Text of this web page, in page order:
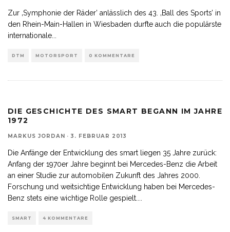
Zur ‚Symphonie der Räder’ anlässlich des 43. ‚Ball des Sports’ in
den Rhein-Main-Hallen in Wiesbaden durfte auch die populärste
internationale
DTM MOTORSPORT 0 KOMMENTARE
DIE GESCHICHTE DES SMART BEGANN IM JAHRE
1972
MARKUS JORDAN · 3. FEBRUAR 2013
Die Anfänge der Entwicklung des smart liegen 35 Jahre zurück:
Anfang der 1970er Jahre beginnt bei Mercedes-Benz die Arbeit
an einer Studie zur automobilen Zukunft des Jahres 2000.
Forschung und weitsichtige Entwicklung haben bei Mercedes-
Benz stets eine wichtige Rolle gespielt.
SMART 4 KOMMENTARE